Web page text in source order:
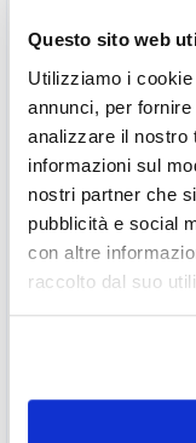
Questo sito web
Utilizziamo i
annunci, per
analizzare il nostro
informazioni sul
nostri partner che
pubblicità e social
con altre
raccolto dal suo